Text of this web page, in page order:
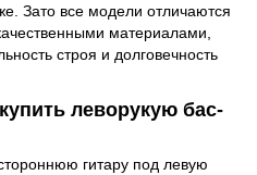
Зато все модели отличаются
материалами,
строя и долговечность
леворукую бас-
гитару под левую